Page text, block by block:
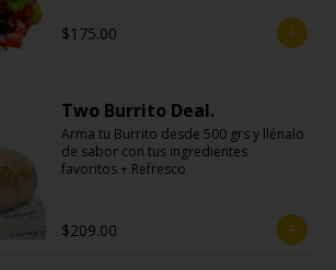
$175.00
Two Burrito Deal.
Arma tu Burrito desde 500 grs y llénalo
de sabor con tus ingredientes
favoritos + Refresco
$209.00